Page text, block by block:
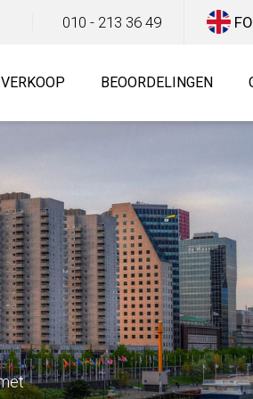
010 - 213 36 49
BEOORDELINGEN